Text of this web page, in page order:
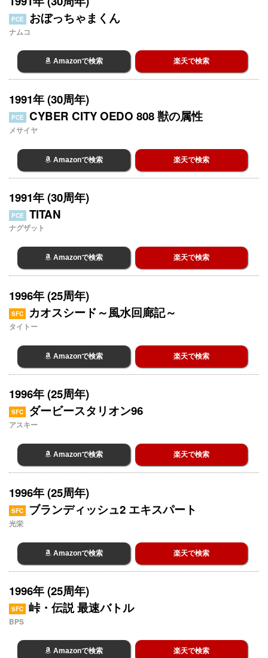
PCE おぼっちゃまくん
ナムコ
Amazonで検索 楽天で検索
1991年 (30周年)
PCE CYBER CITY OEDO 808 獣の属性
メサイヤ
Amazonで検索 楽天で検索
1991年 (30周年)
PCE TITAN
ナグザット
Amazonで検索 楽天で検索
1996年 (25周年)
SFC カオスシード～風水回廊記～
タイトー
Amazonで検索 楽天で検索
1996年 (25周年)
SFC ダービースタリオン96
アスキー
Amazonで検索 楽天で検索
1996年 (25周年)
SFC ブランディッシュ2 エキスパート
光栄
Amazonで検索 楽天で検索
1996年 (25周年)
SFC 峠・伝説 最速バトル
BPS
Amazonで検索 楽天で検索